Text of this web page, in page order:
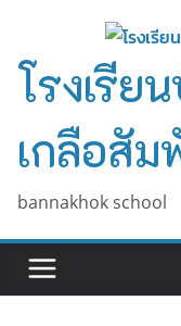
content
โรงเรีย
เกลือสัม
bannakhok school